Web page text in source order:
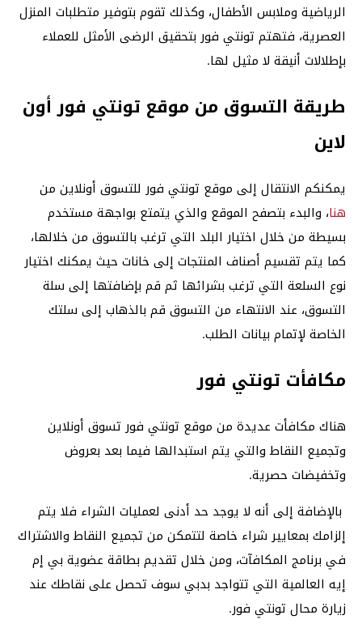
الرياضية وملابس الأطفال، وكذلك تقوم بتوفير متطلبات المنزل
العصرية، فتهتم تونتي فور بتحقيق الرضى الأمثل للعملاء
بإطلالات أنيقة لا مثيل لها.
طريقة التسوق من موقع تونتي فور أون
لاين
يمكنكم الانتقال إلى موقع تونتي فور للتسوق أونلاين من
هنا، والبدء بتصفح الموقع والذي يتمتع بواجهة مستخدم
بسيطة من خلال اختيار البلد التي ترغب بالتسوق من خلالها،
كما يتم تقسيم أصناف المنتجات إلى خانات حيث يمكنك اختيار
نوع السلعة التي ترغب بشرائها ثم قم بإضافتها إلى سلة
التسوق، عند الانتهاء من التسوق قم بالذهاب إلى سلتك
الخاصة لإتمام بيانات الطلب.
مكافأت تونتي فور
هناك مكافأت عديدة من موقع تونتي فور تسوق أونلاين
وتجميع النقاط والتي يتم استبدالها فيما بعد بعروض
وتخفيضات حصرية.
بالإضافة إلى أنه لا يوجد حد أدنى لعمليات الشراء فلا يتم
إلزامك بمعايير شراء خاصة لتتمكن من تجميع النقاط والاشتراك
في برنامج المكافآت، ومن خلال تقديم بطاقة عضوية بي إم
إيه العالمية التي تتواجد بدبي سوف تحصل على نقاطك عند
زيارة محال تونتي فور.